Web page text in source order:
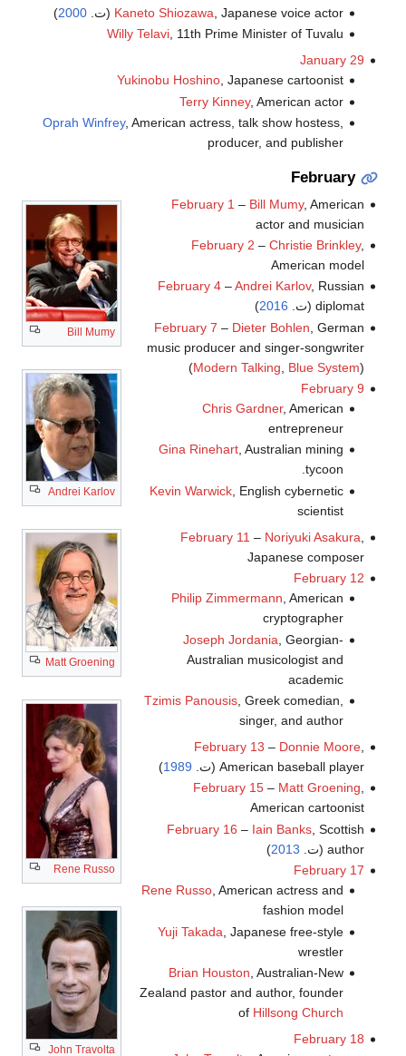
Kaneto Shiozawa , Japanese voice actor (ت. 2000
)
Willy Telavi , 11th Prime Minister of Tuvalu
January 29
Yukinobu Hoshino , Japanese cartoonist
Terry Kinney, American actor
Oprah Winfrey, American actress, talk show hostess,
producer, and publisher
February
Bill Mumy
Andrei Karlov
Matt Groening
Rene Russo
John Travolta
February 1 – Bill Mumy, American
actor and musician
February 2 – Christie Brinkley,
American model
February 4–Andrei Karlov, Russian
diplomat (ت.
2016
)
February 7 – Dieter Bohlen , German
music producer and singer-songwriter
(Modern Talking Blue System)
February 9
Chris Gardner, American
entrepreneur
Gina Rinehart, Australian mining
tycoon.
Kevin Warwick , English cybernetic
scientist
February 11 – Noriyuki Asakura
Japanese composer
February 12
Philip Zimmermann, American
cryptographer
Joseph Jordania , Georgian-
Australian musicologist and
academic
Tzimis Panousis , Greek comedian,
singer, and author
February 13 – Donnie Moore,
American baseball player (ت.
1989
)
February 15– Matt Groening,
American cartoonist
February 16 – Iain Banks, Scottish
author (ت.
2013
)
February 17
Rene Russo, American actress and
fashion model
Yuji Takada , Japanese free-style
wrestler
Brian Houston , Australian-New
Zealand pastor and author, founder
of Hillsong Church
February 18